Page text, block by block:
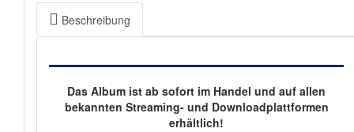
Beschreibung
Das Album ist ab sofort im Handel und auf allen
bekannten Streaming- und Downloadplattformen
erhältlich!